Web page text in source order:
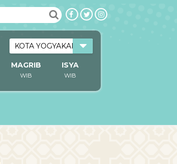
MAGRIB ISYA
WIB WIB